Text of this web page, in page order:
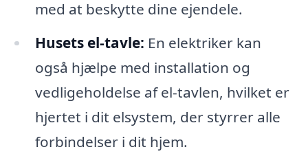
med at beskytte dine ejendele.
Husets el-tavle: En elektriker kan
også hjælpe med installation og
vedligeholdelse af el-tavlen, hvilket er
hjertet i dit elsystem, der styrrer alle
forbindelser i dit hjem.